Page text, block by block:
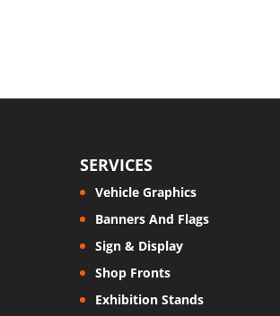
SERVICES
Vehicle Graphics
Banners And Flags
Sign & Display
Shop Fronts
Exhibition Stands